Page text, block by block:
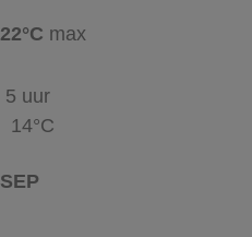
22°C max
5 uur
14°C
SEP